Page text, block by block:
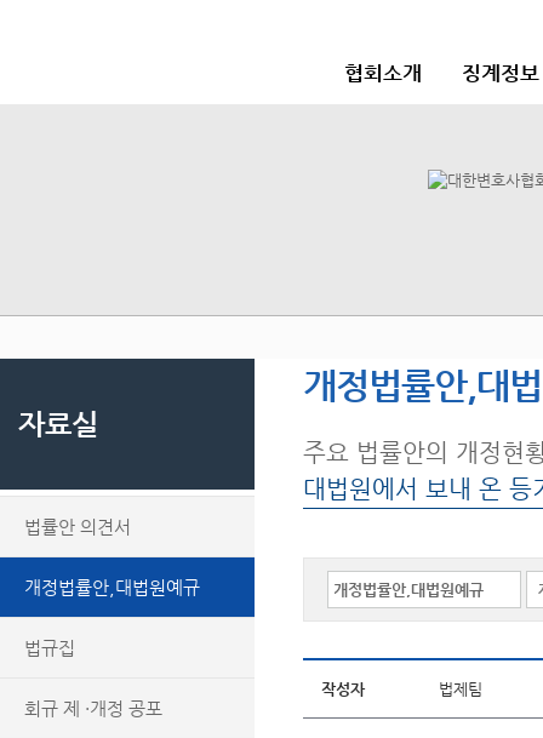
협회소개 징계정
자료실
법률안 의견서
개정법률안,대법원예규
법규집
회규 제 ·개정 공포
개정법률안,대
주요 법률안의 개정현
대법원에서 보내 온 등
작성자 법제팀